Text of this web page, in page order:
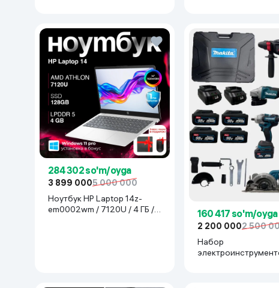
284 302 so'm/oyga
3 899 0005 000 000
Ноутбук HP Laptop 14z-
em0002wm / 7120U / 4 ГБ /
160 417 so'm/oyga
2 200 0002 500
Набор